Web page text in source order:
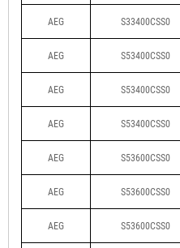
AEG S33400CSS0
AEG S53400CSS0
AEG S53400CSS0
AEG S53400CSS0
AEG S53600CSS0
AEG S53600CSS0
AEG S53600CSS0